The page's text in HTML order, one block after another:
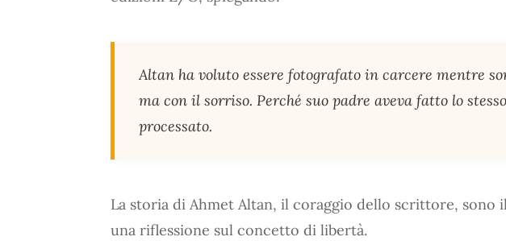
Altan ha voluto essere fotografato in carcere mentre
ma con il sorriso. Perché suo padre aveva fatto lo
processato.
La storia di Ahmet Altan, il coraggio dello scrittore, sono
una riflessione sul concetto di libertà.